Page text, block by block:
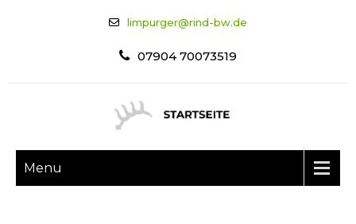
limpurger@rind-bw.de
07904 70073519
Menu